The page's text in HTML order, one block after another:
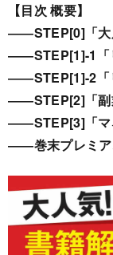
【目次 概要】
――STEP[0]「大
――STEP[1]-1「
――STEP[1]-2「
――STEP[2]「副
――STEP[3]「マ
――巻末プレミア